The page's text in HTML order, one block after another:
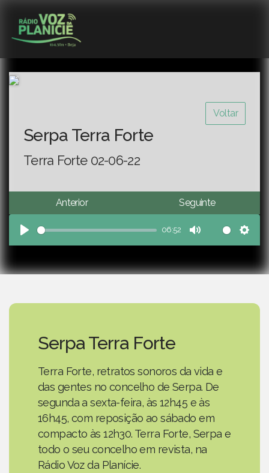
Voltar
Serpa Terra Forte
Terra Forte 02-06-22
Anterior Seguinte
Play
06:52
Mute
Serpa Terra Forte
Terra Forte, retratos sonoros da vida e
das gentes no concelho de Serpa. De
segunda a sexta-feira, às 12h45 e às
16h45, com reposição ao sábado em
compacto às 12h30. Terra Forte, Serpa e
todo o seu concelho em revista, na
Rádio Voz da Planície.